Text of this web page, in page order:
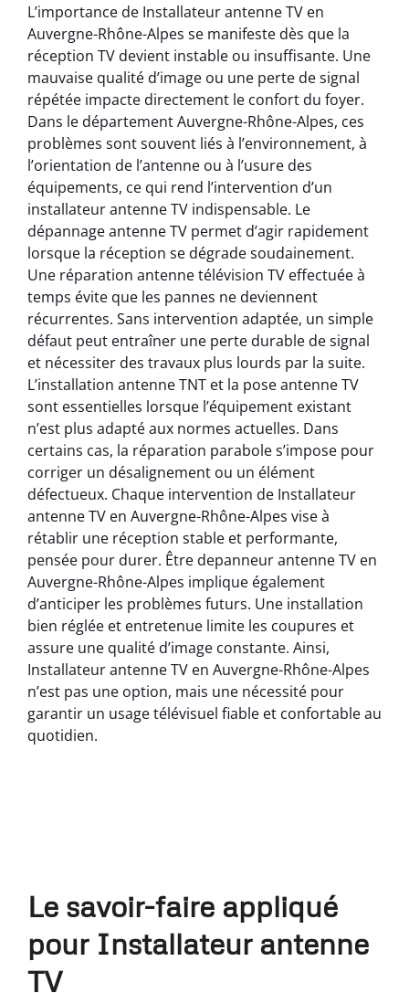
L’importance de Installateur antenne TV en
Auvergne-Rhône-Alpes se manifeste dès que la
réception TV devient instable ou insuffisante. Une
mauvaise qualité d’image ou une perte de signal
répétée impacte directement le confort du foyer.
Dans le département Auvergne-Rhône-Alpes, ces
problèmes sont souvent liés à l’environnement, à
l’orientation de l’antenne ou à l’usure des
équipements, ce qui rend l’intervention d’un
installateur antenne TV indispensable. Le
dépannage antenne TV permet d’agir rapidement
lorsque la réception se dégrade soudainement.
Une réparation antenne télévision TV effectuée à
temps évite que les pannes ne deviennent
récurrentes. Sans intervention adaptée, un simple
défaut peut entraîner une perte durable de signal
et nécessiter des travaux plus lourds par la suite.
L’installation antenne TNT et la pose antenne TV
sont essentielles lorsque l’équipement existant
n’est plus adapté aux normes actuelles. Dans
certains cas, la réparation parabole s’impose pour
corriger un désalignement ou un élément
défectueux. Chaque intervention de Installateur
antenne TV en Auvergne-Rhône-Alpes vise à
rétablir une réception stable et performante,
pensée pour durer. Être depanneur antenne TV en
Auvergne-Rhône-Alpes implique également
d’anticiper les problèmes futurs. Une installation
bien réglée et entretenue limite les coupures et
assure une qualité d’image constante. Ainsi,
Installateur antenne TV en Auvergne-Rhône-Alpes
n’est pas une option, mais une nécessité pour
garantir un usage télévisuel fiable et confortable au
quotidien.
Le savoir-faire appliqué
pour Installateur antenne
TV